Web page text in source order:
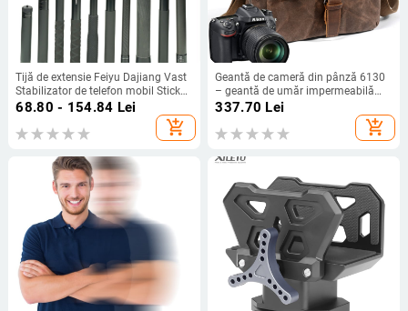
Tijă de extensie Feiyu Dajiang Vast
Stabilizator de telefon mobil Stick
selfie universal pentru cameră sport
68.80 - 154.84 Lei
add_shopping_cart
Geantă de cameră din pânză 6130
– geantă de umăr impermeabilă
pentru DSLR și camere mirrorless,
337.70 Lei
add_shopping_cart